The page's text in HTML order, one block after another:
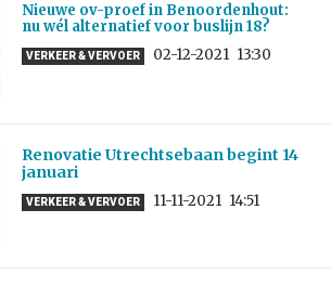
Nieuwe ov-proef in Benoordenhout:
nu wél alternatief voor buslijn 18?
VERKEER & VERVOER 02-12-2021 13:30
Renovatie Utrechtsebaan begint 14
januari
VERKEER & VERVOER 11-11-2021 14:51